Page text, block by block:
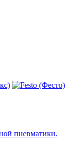
пневматики.